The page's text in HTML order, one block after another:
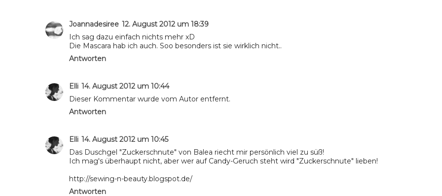
Joannadesiree 12. August 2012 um 18:39
Ich sag dazu einfach nichts mehr xD
Die Mascara hab ich auch. Soo besonders ist sie wirklich nicht..
Antworten
Elli 14. August 2012 um 10:44
Dieser Kommentar wurde vom Autor entfernt.
Antworten
Elli 14. August 2012 um 10:45
Das Duschgel "Zuckerschnute" von Balea riecht mir persönlich viel zu süß!
Ich mag's überhaupt nicht, aber wer auf Candy-Geruch steht wird "Zuckerschnute" lieben!
http://sewing-n-beauty.blogspot.de/
Antworten